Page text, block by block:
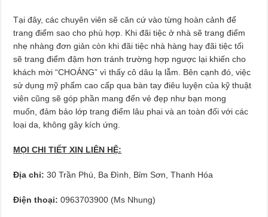
Tại đây, các chuyên viên sẽ căn cứ vào từng hoàn cảnh để
trang điểm sao cho phù hợp. Khi đãi tiệc ở nhà sẽ trang điểm
nhẹ nhàng đơn giản còn khi đãi tiệc nhà hàng hay đãi tiệc tối
sẽ trang điểm đậm hơn tránh trường hợp ngược lại khiến cho
khách mời “CHOÁNG” vì thấy cô dâu lạ lẫm. Bên cạnh đó, việc
sử dụng mỹ phẩm cao cấp qua bàn tay điêu luyện của kỹ thuật
viên cũng sẽ góp phần mang đến vẻ đẹp như bạn mong
muốn, đảm bảo lớp trang điểm lâu phai và an toàn đối với các
loại da, không gây kích ứng.
MỌI CHI TIẾT XIN LIÊN HỆ:
Địa chỉ: 30 Trần Phú, Ba Đình, Bỉm Sơn, Thanh Hóa
Điện thoại: 0963703900 (Ms Nhung)